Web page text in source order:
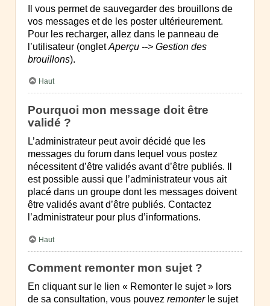
Il vous permet de sauvegarder des brouillons de
vos messages et de les poster ultérieurement.
Pour les recharger, allez dans le panneau de
l’utilisateur (ongletAperçu --> Gestion des
brouillons).
Haut
Pourquoi mon message doit être
validé ?
L’administrateur peut avoir décidé que les
messages du forum dans lequel vous postez
nécessitent d’être validés avant d’être publiés. Il
est possible aussi que l’administrateur vous ait
placé dans un groupe dont les messages doivent
être validés avant d’être publiés. Contactez
l’administrateur pour plus d’informations.
Haut
Comment remonter mon sujet ?
En cliquant sur le lien « Remonter le sujet » lors
de sa consultation, vous pouvez remonterle sujet